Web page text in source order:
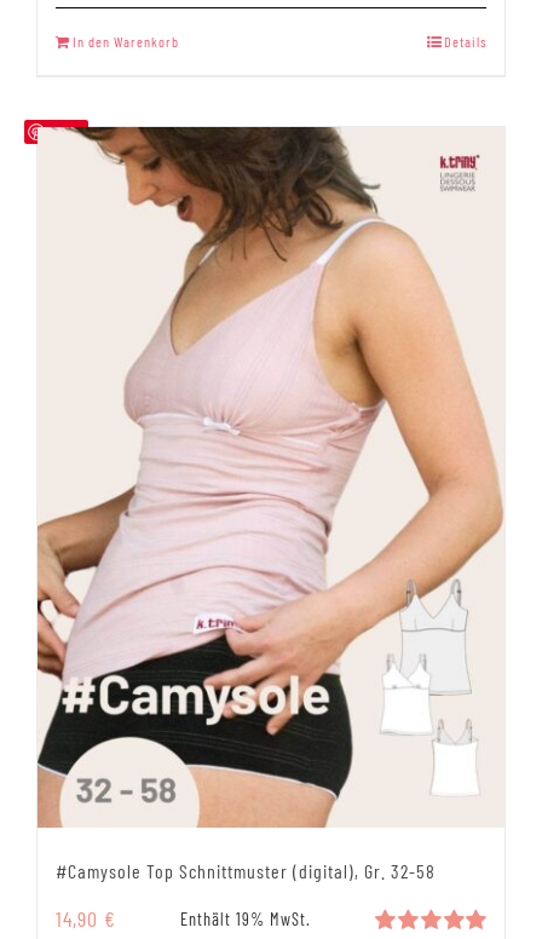
Bewertet
5.00
In den Warenkorb Details
Save
#Camysole Top Schnittmuster (digital), Gr. 32-58
14,90 € Enthält 19% MwSt.